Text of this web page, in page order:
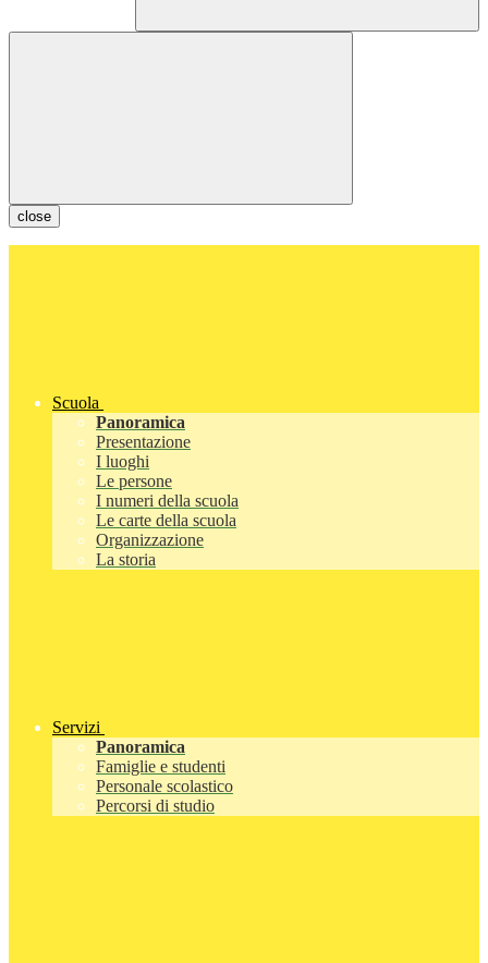
close
Scuola
Panoramica
Presentazione
I luoghi
Le persone
I numeri della scuola
Le carte della scuola
Organizzazione
La storia
Servizi
Panoramica
Famiglie e studenti
Personale scolastico
Percorsi di studio